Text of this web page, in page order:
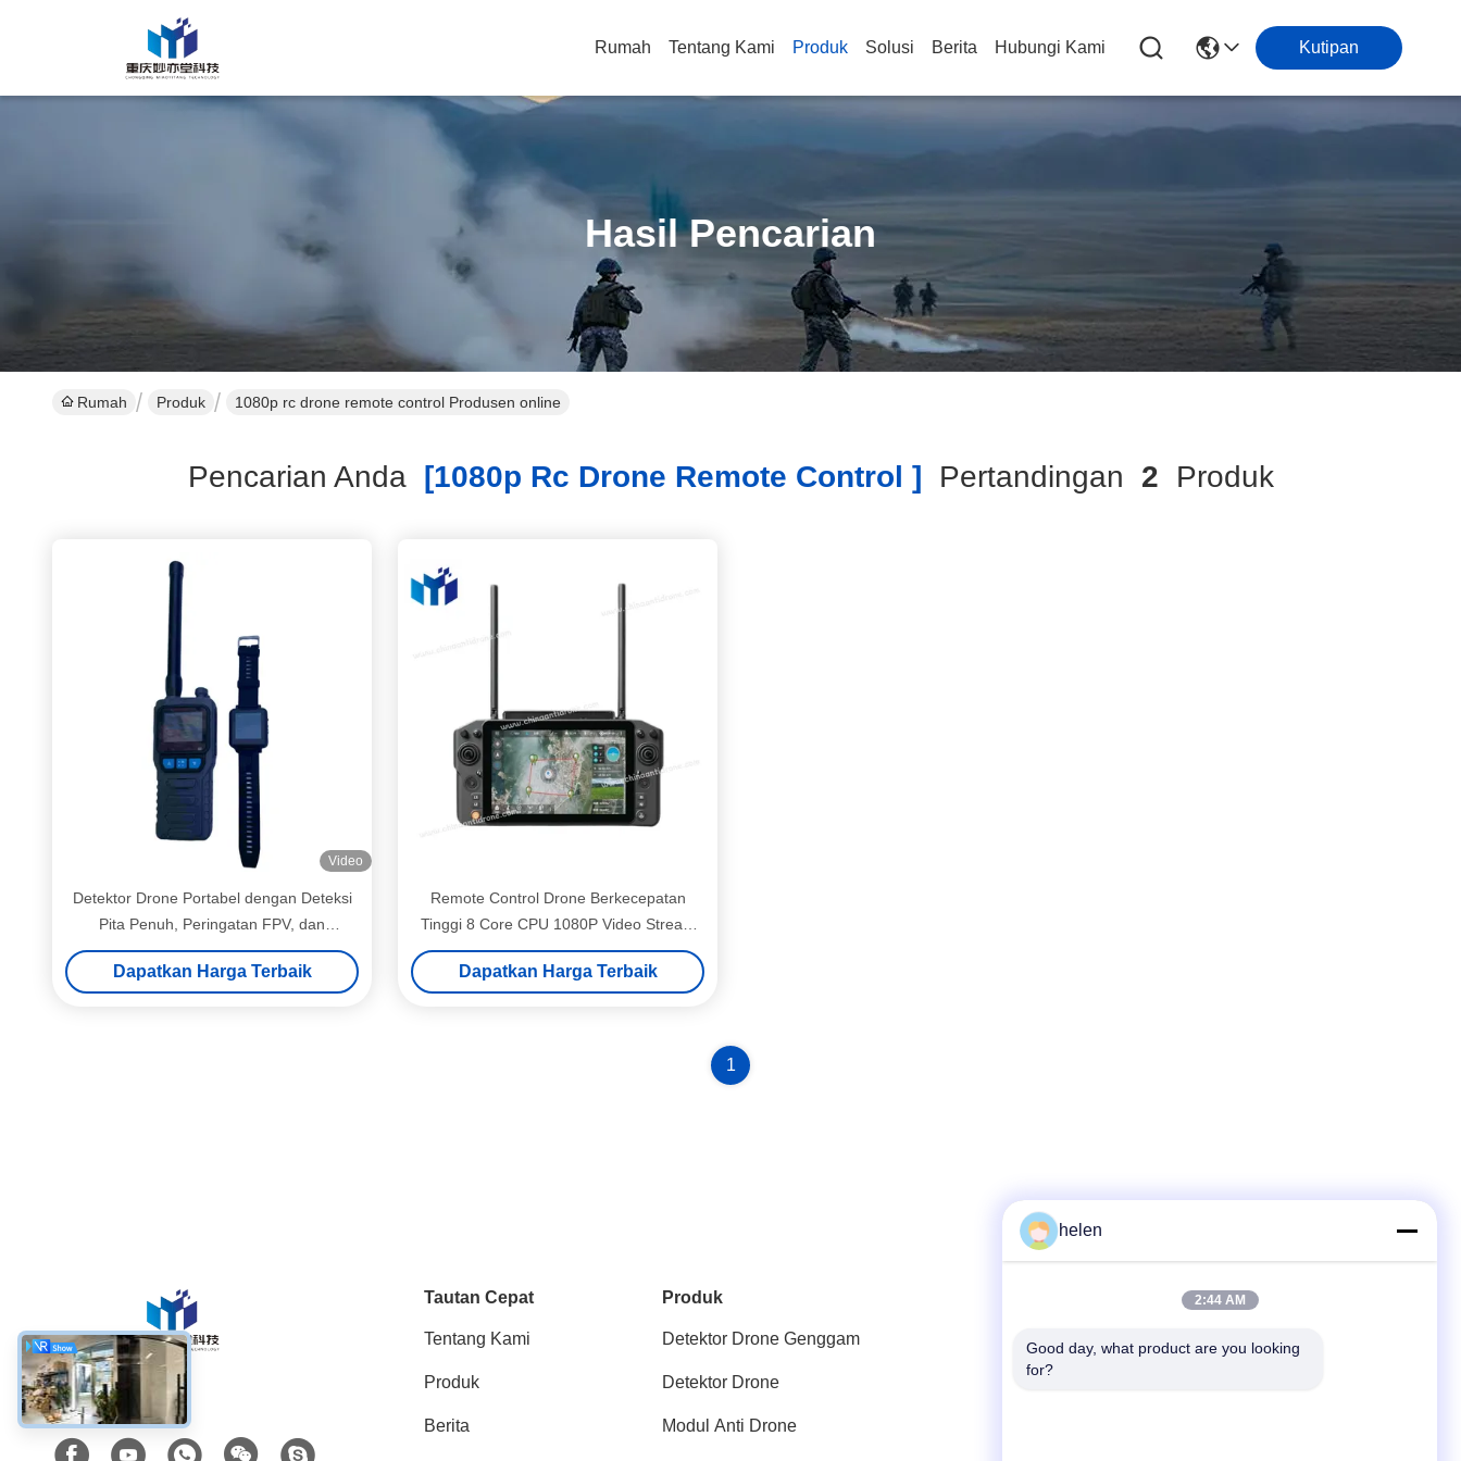
Rumah Tentang Kami Produk Solusi Berita Hubungi Kami Kutipan
Hasil Pencarian
Rumah Produk 1080p rc drone remote control Produsen online
Pencarian Anda[1080p Rc Drone Remote Control ] Pertandingan 2 Produk
Video
Detektor Drone Portabel dengan Deteksi
Pita Penuh, Peringatan FPV, dan
Perangkat Koordinasi Peringatan Jam
Tangan Sinkronisasi Tim
Dapatkan Harga Terbaik
Remote Control Drone Berkecepatan
Tinggi 8 Core CPU 1080P Video Stream
Konsumsi Daya Rendah H30
Dapatkan Harga Terbaik
1
Media Sosial
Tautan Cepat
Tentang Kami
Produk
Berita
Produk
Detektor Drone Genggam
Detektor Drone
Modul Anti Drone
Telp
helen
2:44 AM
Good day, what product are you looking
for?